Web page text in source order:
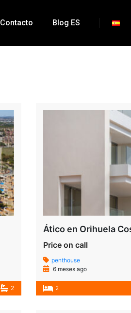
Contacto Blog ES
2
Ático en Orihuela
Price on call
penthouse
6 meses ago
2